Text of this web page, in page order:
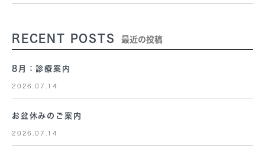
RECENT POSTS 最近の投稿
8月：診療案内
2026.07.14
お盆休みのご案内
2026.07.14